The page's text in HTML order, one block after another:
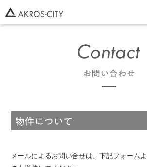
メールによるお問い合せは、下記フォーム